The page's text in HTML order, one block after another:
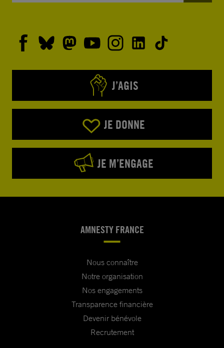
J’AGIS
JE DONNE
JE M’ENGAGE
AMNESTY FRANCE
Nous connaître
Notre organisation
Nos engagements
Transparence financière
Devenir bénévole
Recrutement